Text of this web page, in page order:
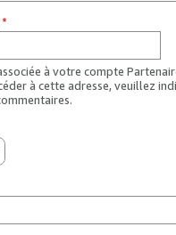
*
à votre compte
à cette adresse, veuillez